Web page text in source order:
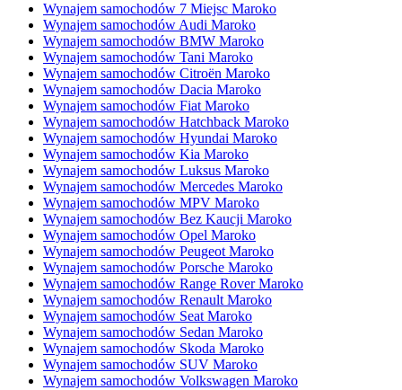
Wynajem samochodów 7 Miejsc Maroko
Wynajem samochodów Audi Maroko
Wynajem samochodów BMW Maroko
Wynajem samochodów Tani Maroko
Wynajem samochodów Citroën Maroko
Wynajem samochodów Dacia Maroko
Wynajem samochodów Fiat Maroko
Wynajem samochodów Hatchback Maroko
Wynajem samochodów Hyundai Maroko
Wynajem samochodów Kia Maroko
Wynajem samochodów Luksus Maroko
Wynajem samochodów Mercedes Maroko
Wynajem samochodów MPV Maroko
Wynajem samochodów Bez Kaucji Maroko
Wynajem samochodów Opel Maroko
Wynajem samochodów Peugeot Maroko
Wynajem samochodów Porsche Maroko
Wynajem samochodów Range Rover Maroko
Wynajem samochodów Renault Maroko
Wynajem samochodów Seat Maroko
Wynajem samochodów Sedan Maroko
Wynajem samochodów Skoda Maroko
Wynajem samochodów SUV Maroko
Wynajem samochodów Volkswagen Maroko